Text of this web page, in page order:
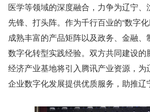
医学等领域的深度融合，力争为辽宁、
先锋、打头阵。作为千行百业的“数字
成熟丰富的产品矩阵以及政务、金融、
数字化转型实践经验。双方共同建设
经济产业基地将引入腾讯产业资源，为
企业数字化发展提供优质服务，助推辽